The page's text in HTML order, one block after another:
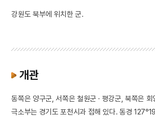
강원도 북부에 위치한 군.
개관
동쪽은 양구군, 서쪽은 철원군 · 평강군, 북쪽은 회
극소부는 경기도 포천시과 접해 있다. 동경